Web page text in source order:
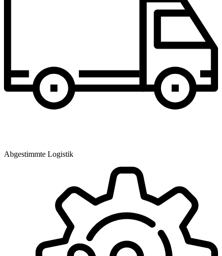
Abgestimmte Logistik